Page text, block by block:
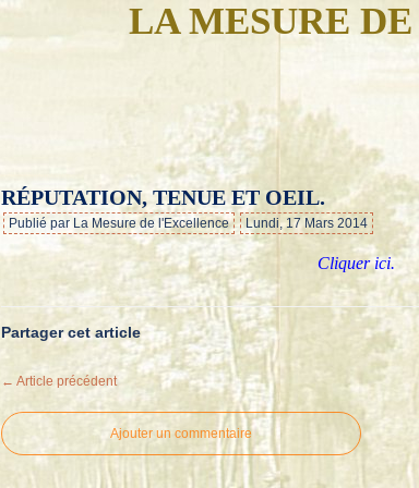
LA MESURE
RÉPUTATION, TENUE ET OEIL.
Publié par La Mesure de l'Excellence Lundi, 17 Mars 2014
Cliquer ici.
Partager cet article
← Article précédent
Ajouter un commentaire